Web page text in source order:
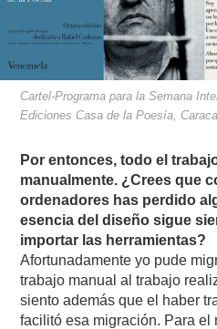
Cartel-Programa para la Semana
Ediciones Casa de la Poesía,
Por entonces, todo el
manualmente. ¿Crees que
ordenadores has perdido
esencia del diseño sigue
importar las herramientas?
Afortunadamente yo pude
trabajo manual al trabajo
siento además que el haber
facilitó esa migración. Para el